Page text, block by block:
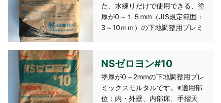
た、水練りだけで使用できる、塗
厚が0～１５mm（JIS規定範囲：
3～10ｍｍ）の下地調整用プレミ
床、手摺天端 ※適用下地：コ
ンクリート、ＰＣ板、ブロッ
ク １袋２５ｋｇ 約2㎡
（10ｍｍ厚）/袋
NSゼロヨン#10
塗厚が0～2mmの下地調整用プレ
ミックスモルタルです。※適用部
位：内・外壁、内部床、手摺天